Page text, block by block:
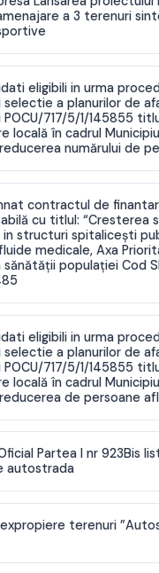
a 3 terenuri
eligibili in urma
selectie a planurilor de
717/5/1/145855
locală în cadrul
numărului de
contractul de
cu titlul: “Cresterea
in structuri spitaliceşti
medicale, Axa
populaţiei Cod
eligibili in urma
selectie a planurilor de
717/5/1/145855
locală în cadrul
de persoane
Partea I nr 923Bis
autostrada
terenuri